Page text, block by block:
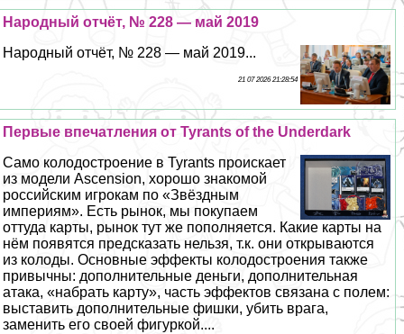
Народный отчёт, № 228 — май 2019
Народный отчёт, № 228 — май 2019...
21 07 2026 21:28:54
Первые впечатления от Tyrants of the Underdark
Само колодостроение в Tyrants проискает
из модели Ascension, хорошо знакомой
российским игрокам по «Звёздным
империям». Есть рынок, мы покупаем
оттуда карты, рынок тут же пополняется. Какие карты на
нём появятся предсказать нельзя, т.к. они открываются
из колоды. Основные эффекты колодостроения также
привычны: дополнительные деньги, дополнительная
атака, «набрать карту», часть эффектов связана с полем:
выставить дополнительные фишки, убить врага,
заменить его своей фигуркой....